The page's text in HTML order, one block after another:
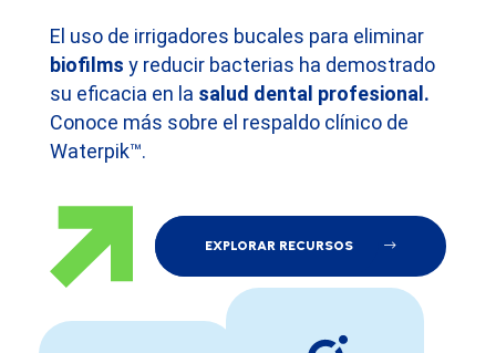
El uso de irrigadores bucales para eliminar
biofilms y reducir bacterias ha demostrado
su eficacia en la salud dental profesional.
Conoce más sobre el respaldo clínico de
Waterpik™.
EXPLORAR RECURSOS